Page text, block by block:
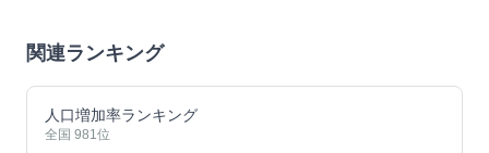
関連ランキング
人口増加率ランキング
全国 981位